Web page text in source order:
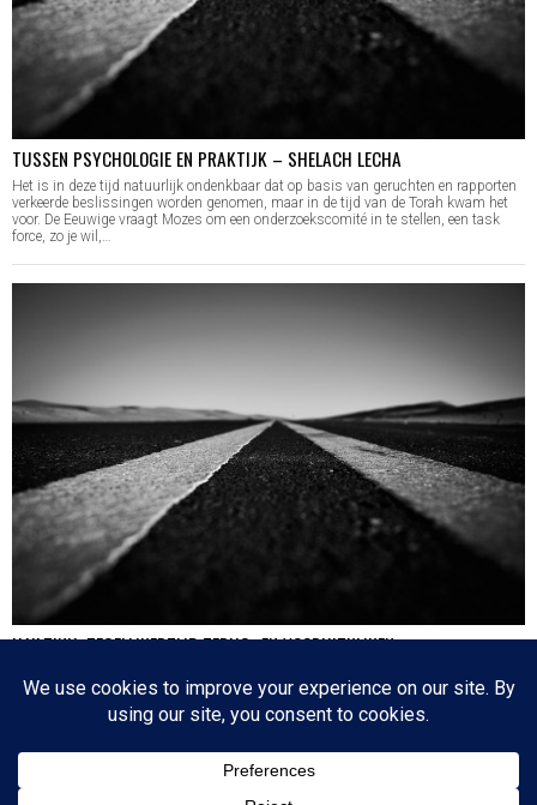
TUSSEN PSYCHOLOGIE EN PRAKTIJK – SHELACH LECHA
Het is in deze tijd natuurlijk ondenkbaar dat op basis van geruchten en rapporten
verkeerde beslissingen worden genomen, maar in de tijd van de Torah kwam het
voor. De Eeuwige vraagt Mozes om een onderzoekscomité in te stellen, een task
force, zo je wil,…
HA’AZINU: TEGELIJKERTIJD TERUG- EN VOORUITKIJKEN
oktober 2020 begonnen: de eerste parasja van het jaar. Het zijn dagen die
tegenstrijdige emoties oproepen: aan de ene kant lezen we over de laatste dagen
Since 2003 © All Rights Reserved | Foto's Robbert Baruch tenzij anders vermeld